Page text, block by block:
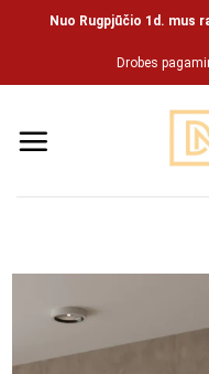
Nuo Rugpjūčio 1d. mus
Drobes